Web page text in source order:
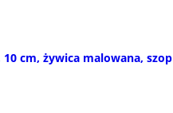
cm, żywica malowana,